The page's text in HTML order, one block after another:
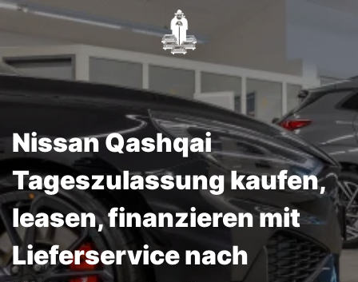
Nissan Qashqai
Tageszulassung kaufen,
leasen, finanzieren mit
Lieferservice nach